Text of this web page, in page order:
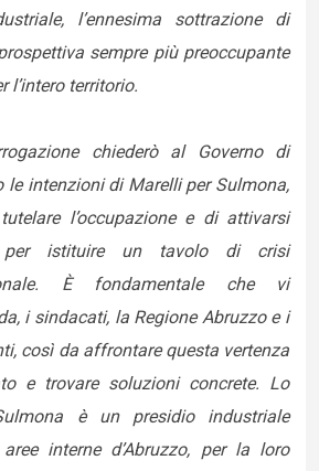
l’ennesima sottrazione di
sempre più preoccupante
l’intero territorio.
chiederò al Governo di
le intenzioni di Marelli per Sulmona,
l’occupazione e di attivarsi
per istituire un tavolo di crisi
È fondamentale che vi
i sindacati, la Regione Abruzzo e i
così da affrontare questa vertenza
e trovare soluzioni concrete. Lo
è un presidio industriale
interne d’Abruzzo, per la loro